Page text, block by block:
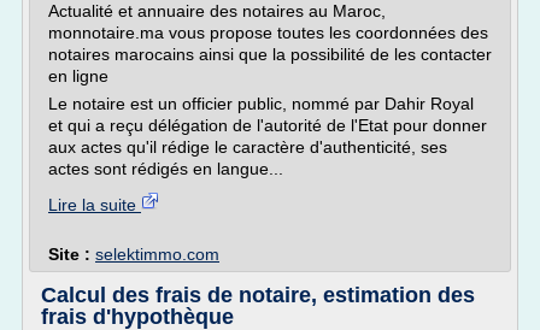
Actualité et annuaire des notaires au Maroc,
monnotaire.ma vous propose toutes les coordonnées des
notaires marocains ainsi que la possibilité de les contacter
en ligne
Le notaire est un officier public, nommé par Dahir Royal
et qui a reçu délégation de l'autorité de l'Etat pour donner
aux actes qu'il rédige le caractère d'authenticité, ses
actes sont rédigés en langue...
Lire la suite
Site : selektimmo.com
Calcul des frais de notaire, estimation des
frais d'hypothèque